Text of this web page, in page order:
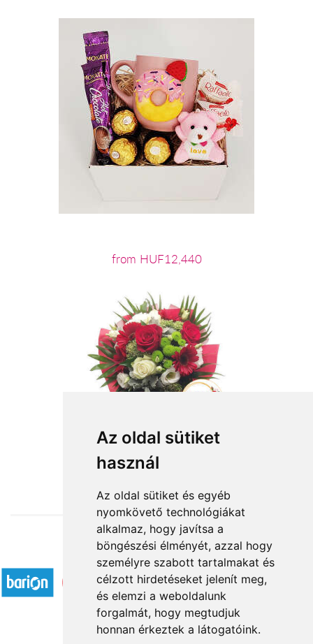
Az oldal sütiket
használ
Az oldal sütiket és egyéb
nyomkövető technológiákat
alkalmaz, hogy javítsa a
böngészési élményét, azzal hogy
személyre szabott tartalmakat és
célzott hirdetéseket jelenít meg,
és elemzi a weboldalunk
forgalmát, hogy megtudjuk
honnan érkeztek a látogatóink.
from HUF12,440
from HUF24,400
Accepted payment methods